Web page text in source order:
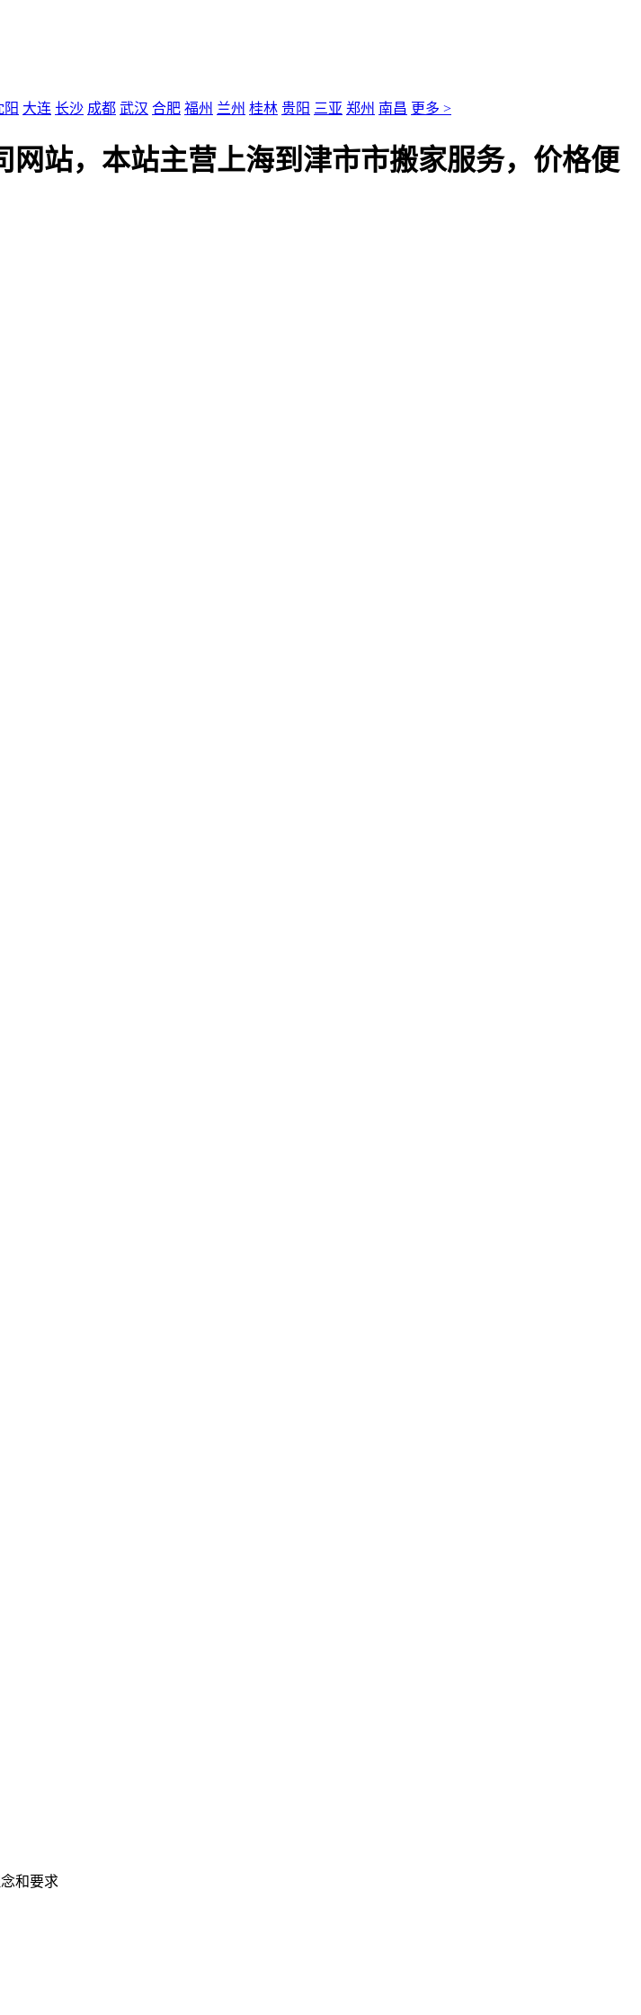
阳 大连 长沙 成都 武汉 合肥 福州 兰州 桂林 贵阳 三亚 郑州 南昌 更多 >
站，本站主营上海到津市市搬家服务，价格便
和要求